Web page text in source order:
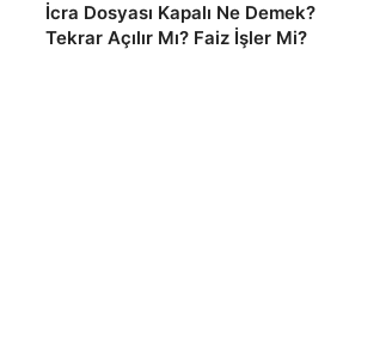
İcra Dosyası Kapalı Ne Demek?
Tekrar Açılır Mı? Faiz İşler Mi?